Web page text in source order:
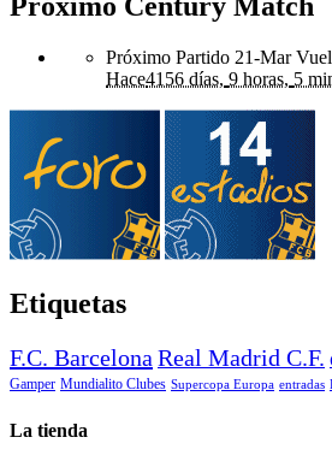
Próximo Partido 21-Mar
Hace4156 días, 9 horas, 5
Etiquetas
F.C. Barcelona Real Madrid C.F.
Gamper Mundialito Clubes Supercopa Europa entradas
La tienda